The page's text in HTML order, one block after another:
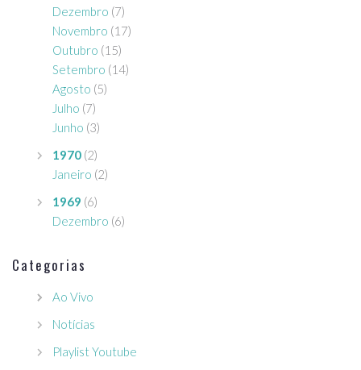
Dezembro (7)
Novembro (17)
Outubro (15)
Setembro (14)
Agosto (5)
Julho (7)
Junho (3)
1970 (2)
Janeiro (2)
1969 (6)
Dezembro (6)
Categorias
Ao Vivo
Notícias
Playlist Youtube